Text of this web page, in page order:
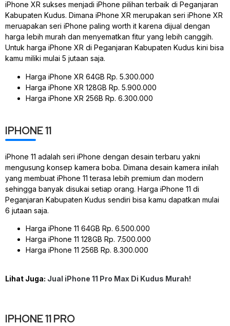
iPhone XR sukses menjadi iPhone pilihan terbaik di Peganjaran
Kabupaten Kudus. Dimana iPhone XR merupakan seri iPhone XR
meruapakan seri iPhone paling worth it karena dijual dengan
harga lebih murah dan menyematkan fitur yang lebih canggih.
Untuk harga iPhone XR di Peganjaran Kabupaten Kudus kini bisa
kamu miliki mulai 5 jutaan saja.
Harga iPhone XR 64GB Rp. 5.300.000
Harga iPhone XR 128GB Rp. 5.900.000
Harga iPhone XR 256B Rp. 6.300.000
IPHONE 11
iPhone 11 adalah seri iPhone dengan desain terbaru yakni
mengusung konsep kamera boba. Dimana desain kamera inilah
yang membuat iPhone 11 terasa lebih premium dan modern
sehingga banyak disukai setiap orang. Harga iPhone 11 di
Peganjaran Kabupaten Kudus sendiri bisa kamu dapatkan mulai
6 jutaan saja.
Harga iPhone 11 64GB Rp. 6.500.000
Harga iPhone 11 128GB Rp. 7.500.000
Harga iPhone 11 256B Rp. 8.300.000
Lihat Juga: Jual iPhone 11 Pro Max Di Kudus Murah!
IPHONE 11 PRO